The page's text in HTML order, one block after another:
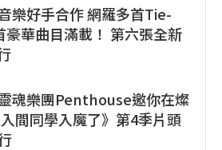
樂好手合作 網羅多首Tie-
華曲目滿載！ 第六張全新
魂樂團Penthouse邀你在燦
間同學入魔了》第4季片頭